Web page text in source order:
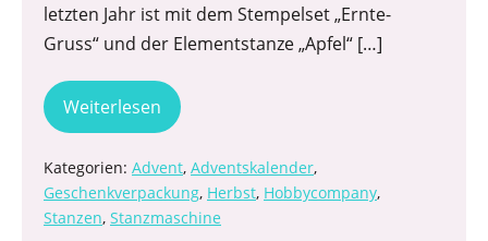
letzten Jahr ist mit dem Stempelset „Ernte-
Gruss“ und der Elementstanze „Apfel“ […]
Weiterlesen
Kategorien: Advent, Adventskalender,
Geschenkverpackung, Herbst, Hobbycompany,
Stanzen, Stanzmaschine